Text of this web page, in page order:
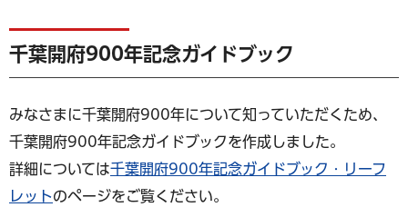
千葉開府900年記念ガイドブック
みなさまに千葉開府900年について知っていただくため、
千葉開府900年記念ガイドブックを作成しました。
詳細については千葉開府900年記念ガイドブック・リーフ
レットのページをご覧ください。